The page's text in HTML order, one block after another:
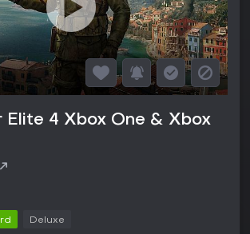
Elite 4 Xbox One & Xbox
Deluxe